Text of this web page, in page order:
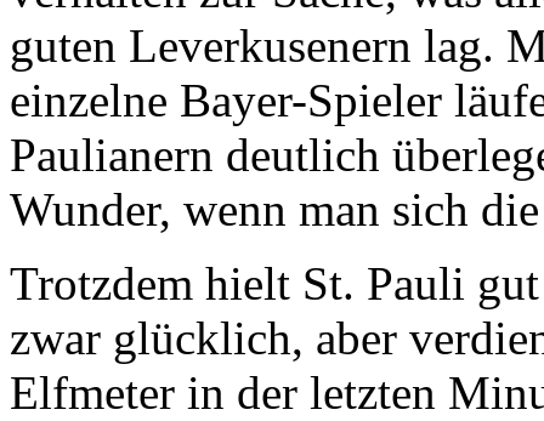
guten Leverkusenern lag.
einzelne Bayer-Spieler
Paulianern deutlich
Wunder, wenn man sich
Trotzdem hielt St. Pauli
zwar glücklich, aber
Elfmeter in der letzten